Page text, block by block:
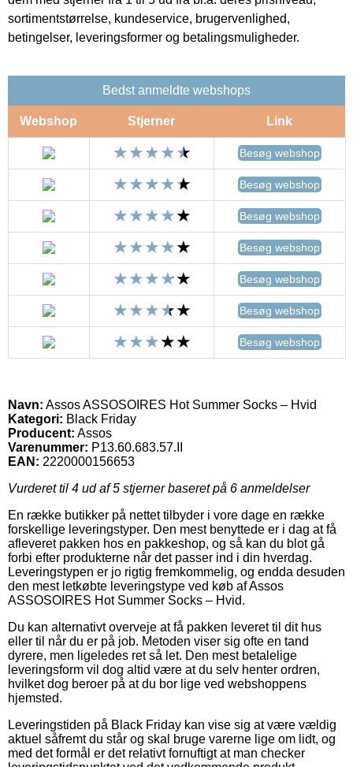
sortimentstørrelse, kundeservice, brugervenlighed,
betingelser, leveringsformer og betalingsmuligheder.
Bedst anmeldte webshops
Webshop Stjerner Link
Besøg webshop
Besøg webshop
Besøg webshop
Besøg webshop
Besøg webshop
Besøg webshop
Besøg webshop
Navn: Assos ASSOSOIRES Hot Summer Socks – Hvid
Kategori: Black Friday
Producent: Assos
Varenummer: P13.60.683.57.II
EAN: 2220000156653
Vurderet til 4 ud af 5 stjerner baseret på 6 anmeldelser
En række butikker på nettet tilbyder i vore dage en række
forskellige leveringstyper. Den mest benyttede er i dag at få
afleveret pakken hos en pakkeshop, og så kan du blot gå
forbi efter produkterne når det passer ind i din hverdag.
Leveringstypen er jo rigtig fremkommelig, og endda desuden
den mest letkøbte leveringstype ved køb af Assos
ASSOSOIRES Hot Summer Socks – Hvid.
Du kan alternativt overveje at få pakken leveret til dit hus
eller til når du er på job. Metoden viser sig ofte en tand
dyrere, men ligeledes ret så let. Den mest betalelige
leveringsform vil dog altid være at du selv henter ordren,
hvilket dog beroer på at du bor lige ved webshoppens
hjemsted.
Leveringstiden på Black Friday kan vise sig at være vældig
aktuel såfremt du står og skal bruge varerne lige om lidt, og
med det formål er det relativt fornuftigt at man checker